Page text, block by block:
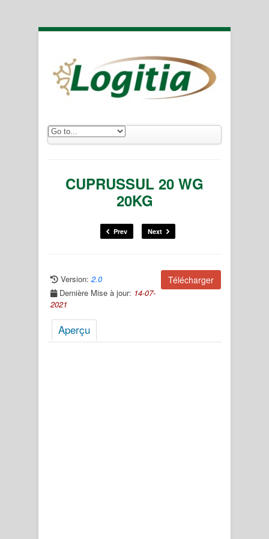
CUPRUSSUL 20 WG
20KG
Prev Next
Télécharger
Version: 2.0
Dernière Mise à jour: 14-07-
2021
Aperçu